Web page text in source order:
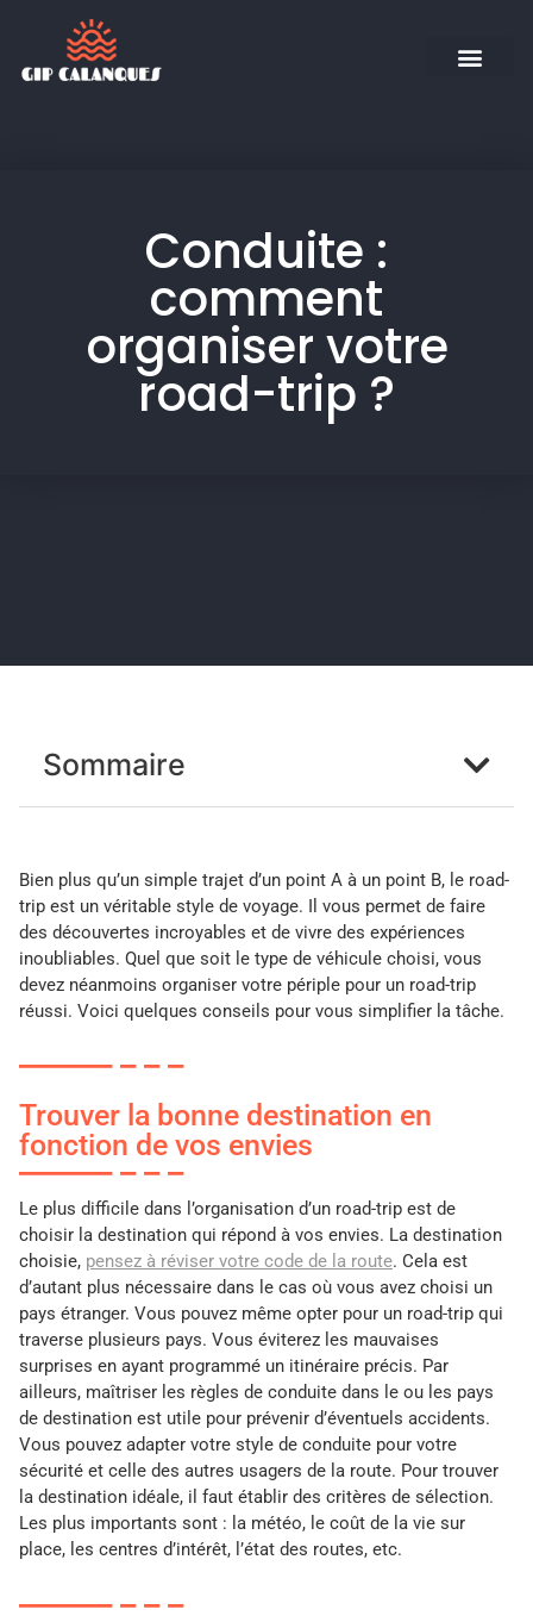
Conduite :
comment
organiser votre
road-trip ?
Sommaire
Bien plus qu’un simple trajet d’un point A à un point B, le road-
trip est un véritable style de voyage. Il vous permet de faire
des découvertes incroyables et de vivre des expériences
inoubliables. Quel que soit le type de véhicule choisi, vous
devez néanmoins organiser votre périple pour un road-trip
réussi. Voici quelques conseils pour vous simplifier la tâche.
Trouver la bonne destination en
fonction de vos envies
Le plus difficile dans l’organisation d’un road-trip est de
choisir la destination qui répond à vos envies. La destination
choisie, pensez à réviser votre code de la route. Cela est
d’autant plus nécessaire dans le cas où vous avez choisi un
pays étranger. Vous pouvez même opter pour un road-trip qui
traverse plusieurs pays. Vous éviterez les mauvaises
surprises en ayant programmé un itinéraire précis. Par
ailleurs, maîtriser les règles de conduite dans le ou les pays
de destination est utile pour prévenir d’éventuels accidents.
Vous pouvez adapter votre style de conduite pour votre
sécurité et celle des autres usagers de la route. Pour trouver
la destination idéale, il faut établir des critères de sélection.
Les plus importants sont : la météo, le coût de la vie sur
place, les centres d’intérêt, l’état des routes, etc.